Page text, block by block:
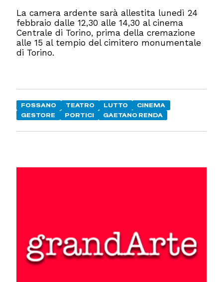
La camera ardente sarà allestita lunedì 24
febbraio dalle 12,30 alle 14,30 al cinema
Centrale di Torino, prima della cremazione
alle 15 al tempio del cimitero monumentale
di Torino.
FOSSANO TEATRO LUTTO
CINEMA
GESTORE
PORTICI GAETANO RENDA